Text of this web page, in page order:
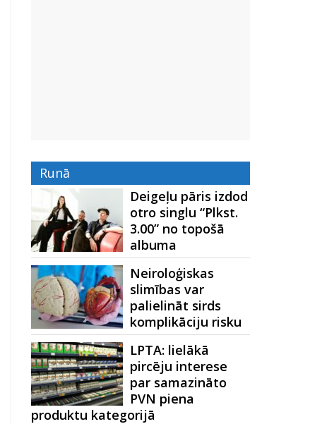
Runā
Deigeļu pāris izdod
otro singlu “Plkst.
3.00” no topošā
albuma
Neiroloģiskas
slimības var
palielināt sirds
komplikāciju risku
LPTA: lielākā
pircēju interese
par samazināto
PVN piena
produktu kategorijā